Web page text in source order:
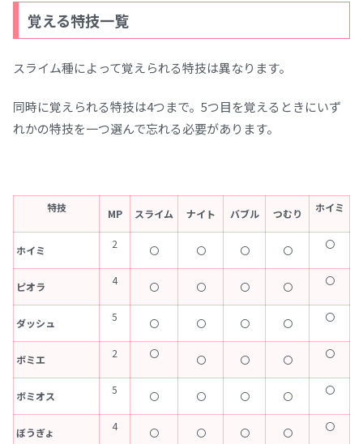
覚える特技一覧
スライム種によって覚えられる特技は異なります。
同時に覚えられる特技は4つまで。5つ目を覚えるときにいず
れかの特技を一つ選んで忘れる必要があります。
特技 MP スライム ナイト バブル つむり ホイミ
ホイミ 2 〇 〇 〇 〇 〇
ピオラ 4 〇 〇 〇 〇 〇
ダッシュ 5 〇 〇 〇 〇 〇
ボミエ 2 〇 〇 〇 〇 〇
ボミオス 5 〇 〇 〇 〇 〇
ぼうぎょ 4 〇 〇 〇 〇 〇